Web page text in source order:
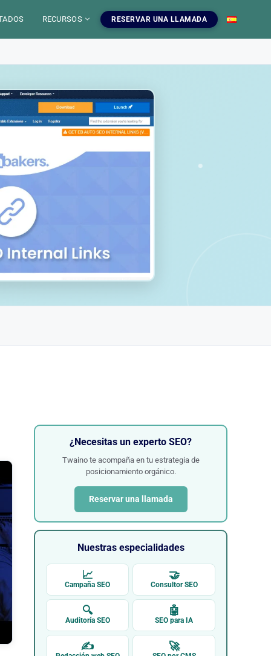
SEO, auditorias,
web y estrategia de
Ver nuestros servicios
RECURSOS
blog y
dominar el SEO.
las herramientas
RESERVAR UNA LLAMADA
¿Necesitas un experto SEO?
Twaino te acompaña en tu estrategia de
posicionamiento orgánico.
Reservar una llamada
Nuestras especialidades
📈
Campaña SEO
🤝
Consultor SEO
🔍
Auditoría SEO
🤖
SEO para IA
✍ 🚀